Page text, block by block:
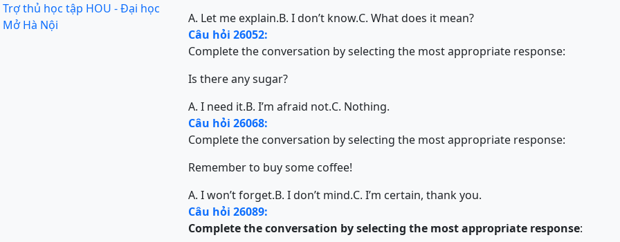
Trợ thủ học tập HOU - Đại học
Mở Hà Nội
A. Let me explain.B. I don’t know.C. What does it mean?
Câu hỏi 26052:
Complete the conversation by selecting the most appropriate response:
Is there any sugar?
A. I need it.B. I’m afraid not.C. Nothing.
Câu hỏi 26068:
Complete the conversation by selecting the most appropriate response:
Remember to buy some coffee!
A. I won’t forget.B. I don’t mind.C. I’m certain, thank you.
Câu hỏi 26089:
Complete the conversation by selecting the most appropriate response: